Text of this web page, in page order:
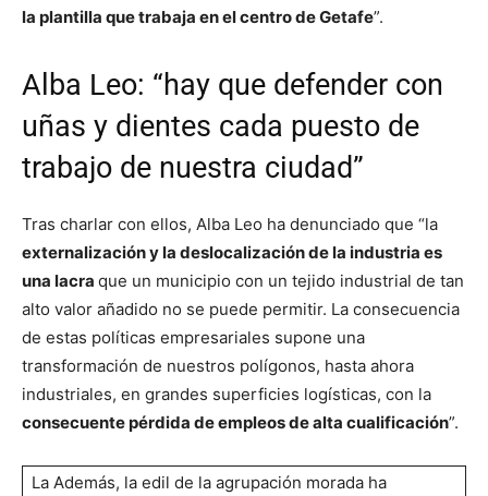
la plantilla que trabaja en el centro de Getafe”.
Alba Leo: “hay que defender con
uñas y dientes cada puesto de
trabajo de nuestra ciudad”
Tras charlar con ellos, Alba Leo ha denunciado que “la
externalización y la deslocalización de la industria es
una lacra que un municipio con un tejido industrial de tan
alto valor añadido no se puede permitir. La consecuencia
de estas políticas empresariales supone una
transformación de nuestros polígonos, hasta ahora
industriales, en grandes superficies logísticas, con la
consecuente pérdida de empleos de alta cualificación”.
La Además, la edil de la agrupación morada ha